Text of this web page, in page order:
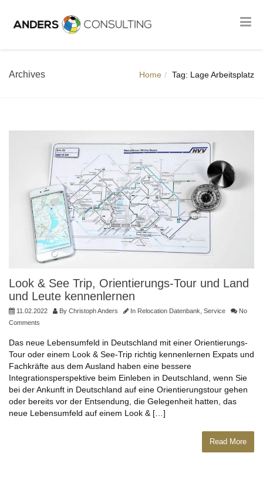
Archives Home Tag: Lage Arbeitsplatz
Look & See Trip, Orientierungs-Tour und Land
und Leute kennenlernen
11.02.2022 By Christoph Anders In Relocation Datenbank Service
No
Comments
Das neue Lebensumfeld in Deutschland mit einer Orientierungs-
Tour oder einem Look & See-Trip richtig kennenlernen Expats und
Fachkräfte aus dem Ausland haben eine bessere
Integrationsperspektive beim Einleben in Deutschland, wenn Sie
bei der Ankunft in Deutschland auf eine Orientierungstour gehen
oder bereits vor der Entsendung, die Gelegenheit hatten, das
neue Lebensumfeld auf einem Look & […]
Read More